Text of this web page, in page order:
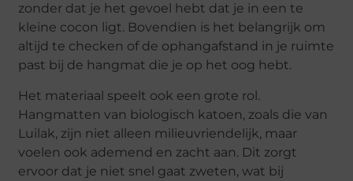
zonder dat je het gevoel hebt dat je in een te
kleine cocon ligt. Bovendien is het belangrijk om
altijd te checken of de ophangafstand in je ruimte
past bij de hangmat die je op het oog hebt.
Het materiaal speelt ook een grote rol.
Hangmatten van biologisch katoen, zoals die van
Luilak, zijn niet alleen milieuvriendelijk, maar
voelen ook ademend en zacht aan. Dit zorgt
ervoor dat je niet snel gaat zweten, wat bij